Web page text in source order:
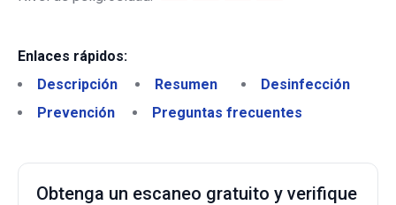
Enlaces rápidos:
Descripción
Resumen
Desinfección
Prevención
Preguntas frecuentes
Obtenga un escaneo gratuito y verifique